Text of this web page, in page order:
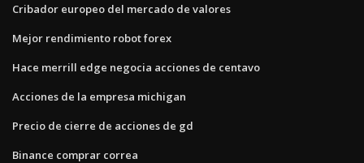
Cribador europeo del mercado de valores
Mejor rendimiento robot forex
Hace merrill edge negocia acciones de centavo
Acciones de la empresa michigan
Precio de cierre de acciones de gd
Binance comprar correa